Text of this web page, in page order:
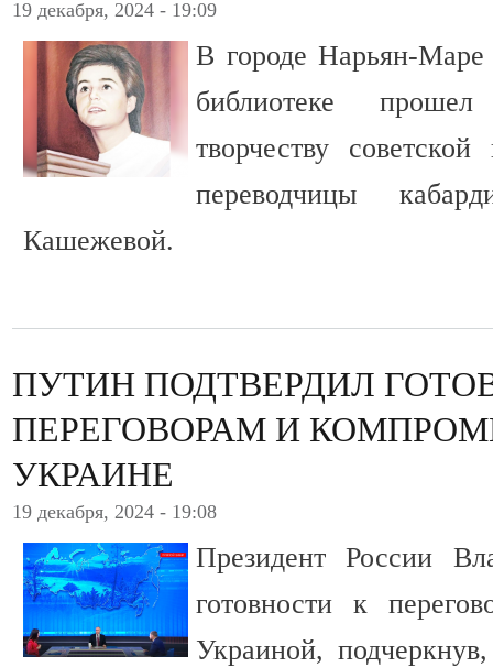
19 декабря, 2024 - 19:09
В городе Нарьян-
библиотеке
творчеству
переводчицы
Кашежевой.
ПУТИН ПОДТВЕРДИЛ
ПЕРЕГОВОРАМ И
УКРАИНЕ
19 декабря, 2024 - 19:08
Президент России
готовности к
Украиной,